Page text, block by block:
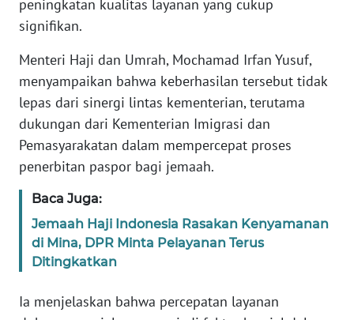
peningkatan kualitas layanan yang cukup
signifikan.
Menteri Haji dan Umrah, Mochamad Irfan Yusuf,
menyampaikan bahwa keberhasilan tersebut tidak
lepas dari sinergi lintas kementerian, terutama
dukungan dari Kementerian Imigrasi dan
Pemasyarakatan dalam mempercepat proses
penerbitan paspor bagi jemaah.
Baca Juga:
Jemaah Haji Indonesia Rasakan Kenyamanan
di Mina, DPR Minta Pelayanan Terus
Ditingkatkan
Ia menjelaskan bahwa percepatan layanan
BERITA
KAMI
INFO
IKLAN
TENTANG
PEDOMAN
MEDIA
SIBER
REDAKSI